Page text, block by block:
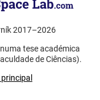
2017–2026
tese académica
de Ciências).